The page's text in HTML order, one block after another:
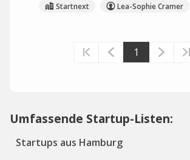
Startnext
Lea-Sophie Cramer
1
Umfassende Startup-Listen:
Startups aus Hamburg